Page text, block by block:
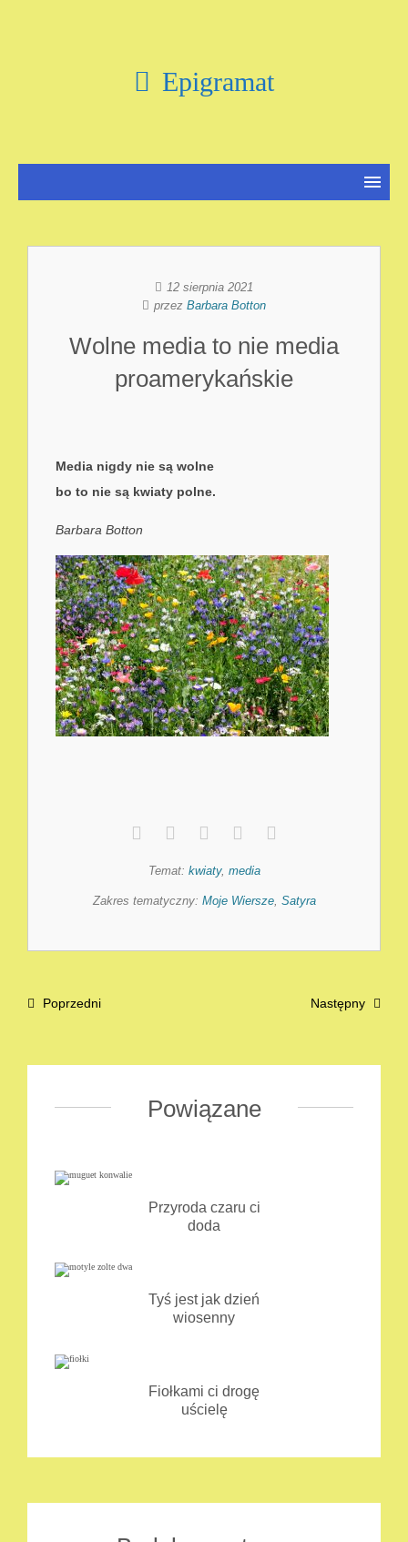
Epigramat
12 sierpnia 2021
przez Barbara Botton
Wolne media to nie media
proamerykańskie
Media nigdy nie są wolne
bo to nie są kwiaty polne.
Barbara Botton
Temat: kwiaty, media
Zakres tematyczny: Moje Wiersze, Satyra
Następny
Poprzedni
Powiązane
Przyroda czaru ci
doda
Tyś jest jak dzień
wiosenny
Fiołkami ci drogę
uścielę